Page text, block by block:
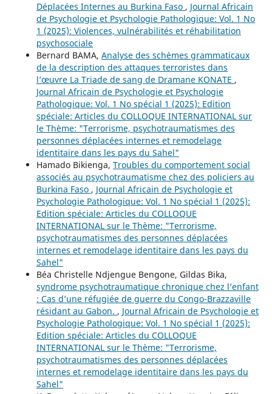
Déplacées Internes au Burkina Faso , Journal Africain
de Psychologie et Psychologie Pathologique: Vol. 1 No
1 (2025): Violences, vulnérabilités et réhabilitation
psychosociale
Bernard BAMA, Analyse des schèmes grammaticaux
de la description des attaques terroristes dans
l’œuvre La Triade de sang de Dramane KONATE ,
Journal Africain de Psychologie et Psychologie
Pathologique: Vol. 1 No spécial 1 (2025): Edition
spéciale: Articles du COLLOQUE INTERNATIONAL sur
le Thème: "Terrorisme, psychotraumatismes des
personnes déplacées internes et remodelage
identitaire dans les pays du Sahel"
Hamado Bikienga, Troubles du comportement social
associés au psychotraumatisme chez des policiers au
Burkina Faso , Journal Africain de Psychologie et
Psychologie Pathologique: Vol. 1 No spécial 1 (2025):
Edition spéciale: Articles du COLLOQUE
INTERNATIONAL sur le Thème: "Terrorisme,
psychotraumatismes des personnes déplacées
internes et remodelage identitaire dans les pays du
Sahel"
Béa Christelle Ndjengue Bengone, Gildas Bika,
syndrome psychotraumatique chronique chez l’enfant
: Cas d’une réfugiée de guerre du Congo-Brazzaville
résidant au Gabon. , Journal Africain de Psychologie et
Psychologie Pathologique: Vol. 1 No spécial 1 (2025):
Edition spéciale: Articles du COLLOQUE
INTERNATIONAL sur le Thème: "Terrorisme,
psychotraumatismes des personnes déplacées
internes et remodelage identitaire dans les pays du
Sahel"